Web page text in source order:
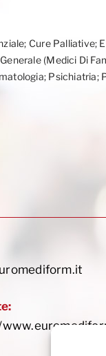
Cure Palliative;
(Medici Di
Psichiatria;